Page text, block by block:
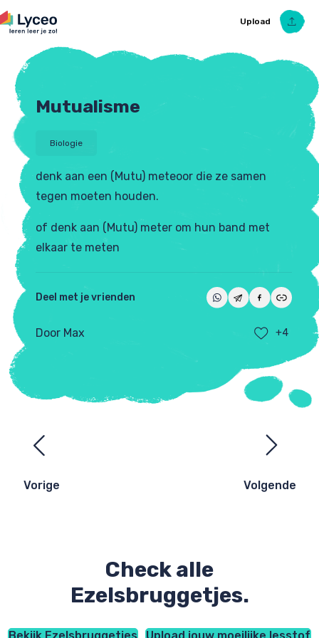
Upload
Upload Ezelsbruggetje
Mutualisme
Biologie
denk aan een (Mutu) meteoor die ze samen
tegen moeten houden.
of denk aan (Mutu) meter om hun band met
elkaar te meten
Deel met je vrienden
Door Max +4
Ezelsbruggetjes
navigatie
Vorige Volgende
Check alle
Ezelsbruggetjes.